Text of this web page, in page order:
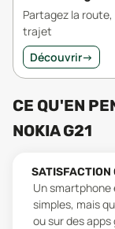
Partagez la
trajet
Découvrir→
CE QU'EN
NOKIA G21
SATISFACTION
Un
simples, mais
ou sur des